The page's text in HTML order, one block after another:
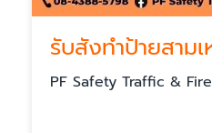
PF Safety Traffic & Fire